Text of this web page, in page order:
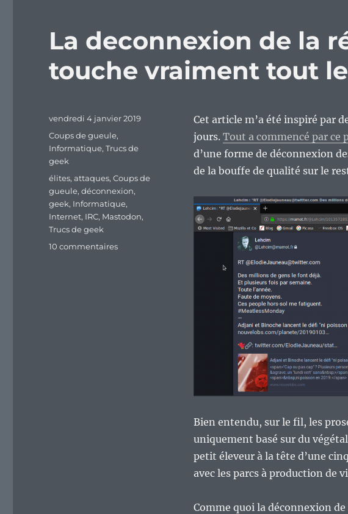
La deconnexion de la
touche vraiment tout
Cet article m’a été inspiré par
jours. Tout a commencé par ce
d’une forme de déconnexion
de la bouffe de qualité sur le
Bien entendu, sur le fil, les
uniquement basé sur du
petit éleveur à la tête d’une
avec les parcs à production de
Comme quoi la déconnexion
Publié
vendredi 4 janvier 2019
Catégories
Coups de gueule,
Informatique,Trucs de
geek
Étiquettes
élites,attaques,Coups de
gueule,déconnexion,
geek, Informatique,
Internet, IRC, Mastodon,
Trucs de geek
10 commentairessur